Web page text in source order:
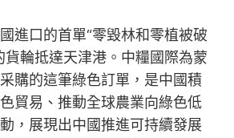
進口的首單“零毀林和零植被破
貨輪抵達天津港。中糧國際為蒙
購的這筆綠色訂單，是中國積
貿易、推動全球農業向綠色低
，展現出中國推進可持續發展